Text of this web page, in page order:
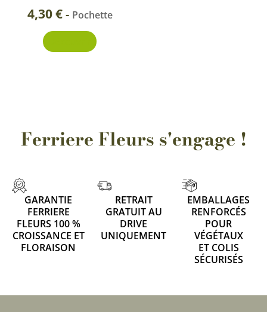
4,30€- Pochette
Ferriere Fleurs s'engage !
GARANTIE
FERRIERE
FLEURS 100 %
CROISSANCE ET
FLORAISON
RETRAIT
GRATUIT AU
DRIVE
UNIQUEMENT
EMBALLAGES
RENFORCÉS
POUR
VÉGÉTAUX
ET COLIS
SÉCURISÉS